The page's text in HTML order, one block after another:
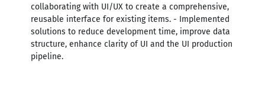
collaborating with UI/UX to create a comprehensive,
reusable interface for existing items. - Implemented
solutions to reduce development time, improve data
structure, enhance clarity of UI and the UI production
pipeline.